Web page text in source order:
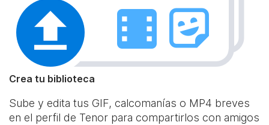
Crea tu biblioteca
Sube y edita tus GIF, calcomanías o MP4 breves
en el perfil de Tenor para compartirlos con amigos